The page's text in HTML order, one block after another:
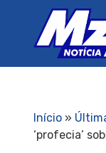
Início»
‘profecia’